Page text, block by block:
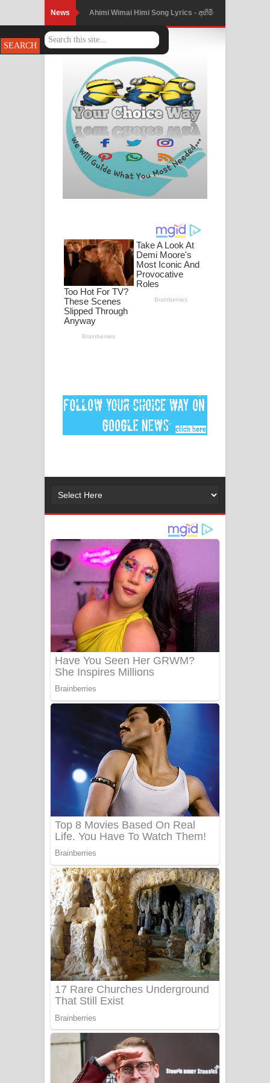
News Ahimi Wimai Himi Song Lyrics - අහිමි
විමයි හිමි ගීතයේ පද පෙළ
Mathaka Parana Song Lyrics - මතක
පාරනා ගීතයේ පද පෙළ
Nimnadhen Song Lyrics - නිම්නාදෙන්
ගීතයේ පද පෙළ
Obamai Mage Adare Song Lyrics -
ඔබමයි මගේ ආදරේ ගීතයේ පද පෙළ
ගීතයේ පද පෙළ
Ankeliya Song Lyrics - අංකෙළිය ගීතයේ
පද පෙළ
DEAR GOD Song Lyrics - ඩියර් ගෝඩ්
මනමාල කතා ගීතයේ පද පෙළ
Dai Dai Lyrics - Shakira, Burna Boy |
අම්මා ගීතයේ පද පෙළ
ගීතයේ පද පෙළ
Niwuna Numba Hinda Song Lyrics -
නිවුනා නුඹ හින්දා ගීතයේ පද පෙළ
Numba Dun Aadare Song Lyrics - නුඹ
දුන් ආදරේ ගීතයේ පද පෙළ
Liyamuda Dan Anagathe Song Lyrics
Doni Song Lyrics - දෝණි ගීතයේ පද
Benthara Palame Song Lyrics -
බෙන්තර පාලමේ ගීතයේ පද පෙළ
Sanda Babalena Song Lyrics - සඳ
බැබලෙන ගීතයේ පද පෙළ
Adare Wadi Nisa Song Lyrics - ආදරේ
වැඩි නිසා ගීතයේ පද පෙළ
UNUHUMA Song Lyrics - උණුහුම
ගීතයේ පද පෙළ
Katakara Song Lyrics - කටකාර ගීතයේ
පද පෙළ
Tharu Yaye Dilena Song Lyrics - තරු
යායේ දිලෙනා ගීතයේ පද පෙළ
Ow Man Sosa Song Lyrics - ඔව් මං